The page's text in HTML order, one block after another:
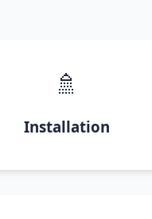
🚿
Installation